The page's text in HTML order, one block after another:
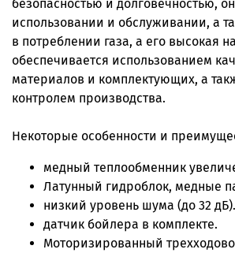
безопасностью и долговечностью,
использовании и обслуживании, а
в потреблении газа, а его высокая
обеспечивается использованием
материалов и комплектующих, а
контролем производства.
Некоторые особенности и
медный теплообменник
Латунный гидроблок, медные
низкий уровень шума (до 32 дБ).
датчик бойлера в комплекте.
Моторизированный